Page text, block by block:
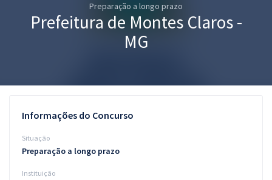
Conteúdo gratuito
Blog
Preparação a longo prazo
Prefeitura de Montes Claros -
MG
Informações do Concurso
Situação
Preparação a longo prazo
Instituição